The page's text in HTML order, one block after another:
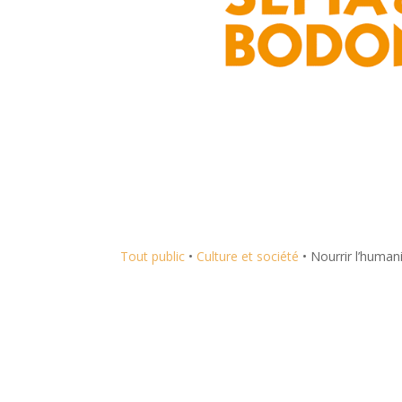
Tout public • Culture et société • Nourrir